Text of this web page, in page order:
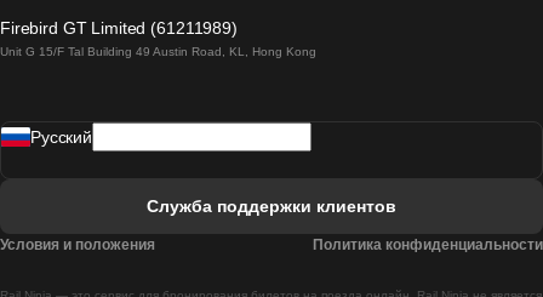
Поезд Лиссабон - Мадрид
Firebird GT Limited (61211989)
Unit G 15/F Tal Building 49 Austin Road, KL, Hong Kong
Pусский
Служба поддержки клиентов
Условия и положения Политика конфиденциальности